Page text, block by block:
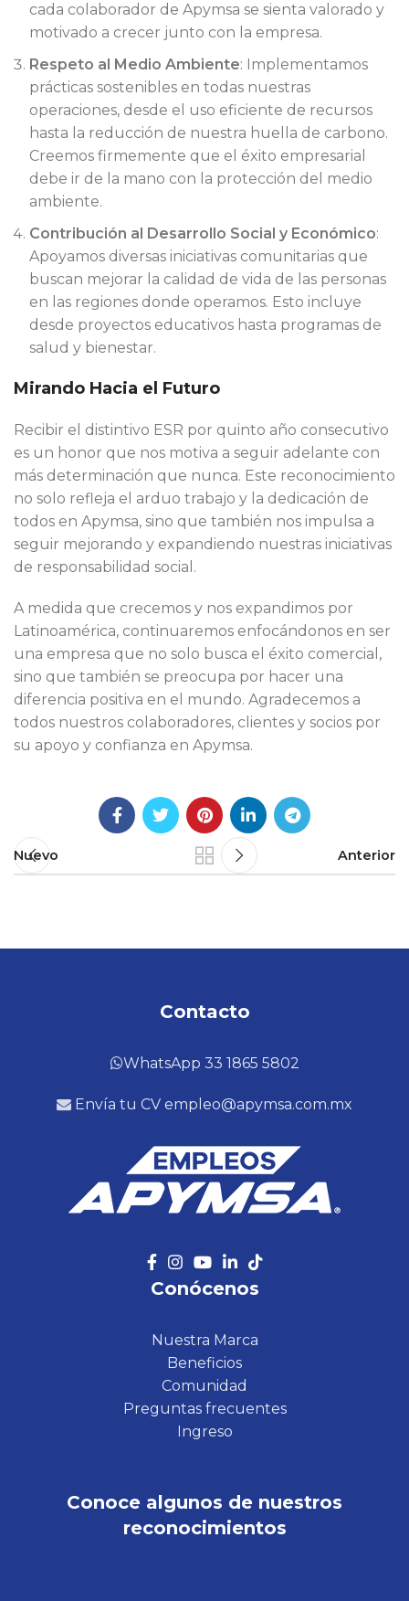
cada colaborador de Apymsa se sienta valorado y
motivado a crecer junto con la empresa.
Respeto al Medio Ambiente: Implementamos
prácticas sostenibles en todas nuestras
operaciones, desde el uso eficiente de recursos
hasta la reducción de nuestra huella de carbono.
Creemos firmemente que el éxito empresarial
debe ir de la mano con la protección del medio
ambiente.
Contribución al Desarrollo Social y Económico:
Apoyamos diversas iniciativas comunitarias que
buscan mejorar la calidad de vida de las personas
en las regiones donde operamos. Esto incluye
desde proyectos educativos hasta programas de
salud y bienestar.
Mirando Hacia el Futuro
Recibir el distintivo ESR por quinto año consecutivo
es un honor que nos motiva a seguir adelante con
más determinación que nunca. Este reconocimiento
no solo refleja el arduo trabajo y la dedicación de
todos en Apymsa, sino que también nos impulsa a
seguir mejorando y expandiendo nuestras iniciativas
de responsabilidad social.
A medida que crecemos y nos expandimos por
Latinoamérica, continuaremos enfocándonos en ser
una empresa que no solo busca el éxito comercial,
sino que también se preocupa por hacer una
diferencia positiva en el mundo. Agradecemos a
todos nuestros colaboradores, clientes y socios por
su apoyo y confianza en Apymsa.
Nuevo Anterior
Contacto
WhatsApp 33 1865 5802
Envía tu CV empleo@apymsa.com.mx
Conócenos
Nuestra Marca
Beneficios
Comunidad
Preguntas frecuentes
Ingreso
Conoce algunos de nuestros
reconocimientos